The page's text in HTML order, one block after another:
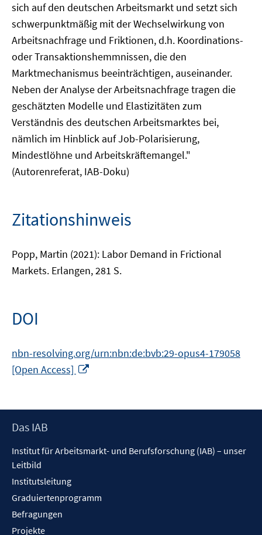
sich auf den deutschen Arbeitsmarkt und setzt sich
schwerpunktmäßig mit der Wechselwirkung von
Arbeitsnachfrage und Friktionen, d.h. Koordinations-
oder Transaktionshemmnissen, die den
Marktmechanismus beeinträchtigen, auseinander.
Neben der Analyse der Arbeitsnachfrage tragen die
geschätzten Modelle und Elastizitäten zum
Verständnis des deutschen Arbeitsmarktes bei,
nämlich im Hinblick auf Job-Polarisierung,
Mindestlöhne und Arbeitskräftemangel."
(Autorenreferat, IAB-Doku)
Zitationshinweis
Popp, Martin (2021): Labor Demand in Frictional
Markets. Erlangen, 281 S.
DOI
nbn-resolving.org/urn:nbn:de:bvb:29-opus4-179058
[Open Access]
öffnen
Footer
Das IAB
Institut für Arbeitsmarkt- und Berufsforschung (IAB) – unser
Leitbild
Institutsleitung
Graduiertenprogramm
Befragungen
Projekte